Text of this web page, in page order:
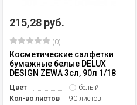
215,28 руб.
(0)
Косметические салфетки
бумажные белые DELUX
DESIGN ZEWA 3сл, 90л 1/18
Цвет
белый
Кол-во листов
90 листов